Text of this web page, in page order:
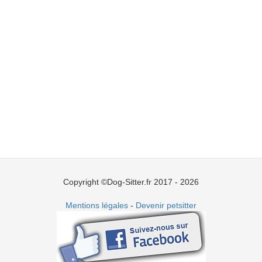
Copyright ©Dog-Sitter.fr 2017 - 2026
Mentions légales - Devenir petsitter